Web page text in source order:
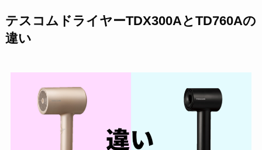
テスコムドライヤーTDX300AとTD760Aの
違い